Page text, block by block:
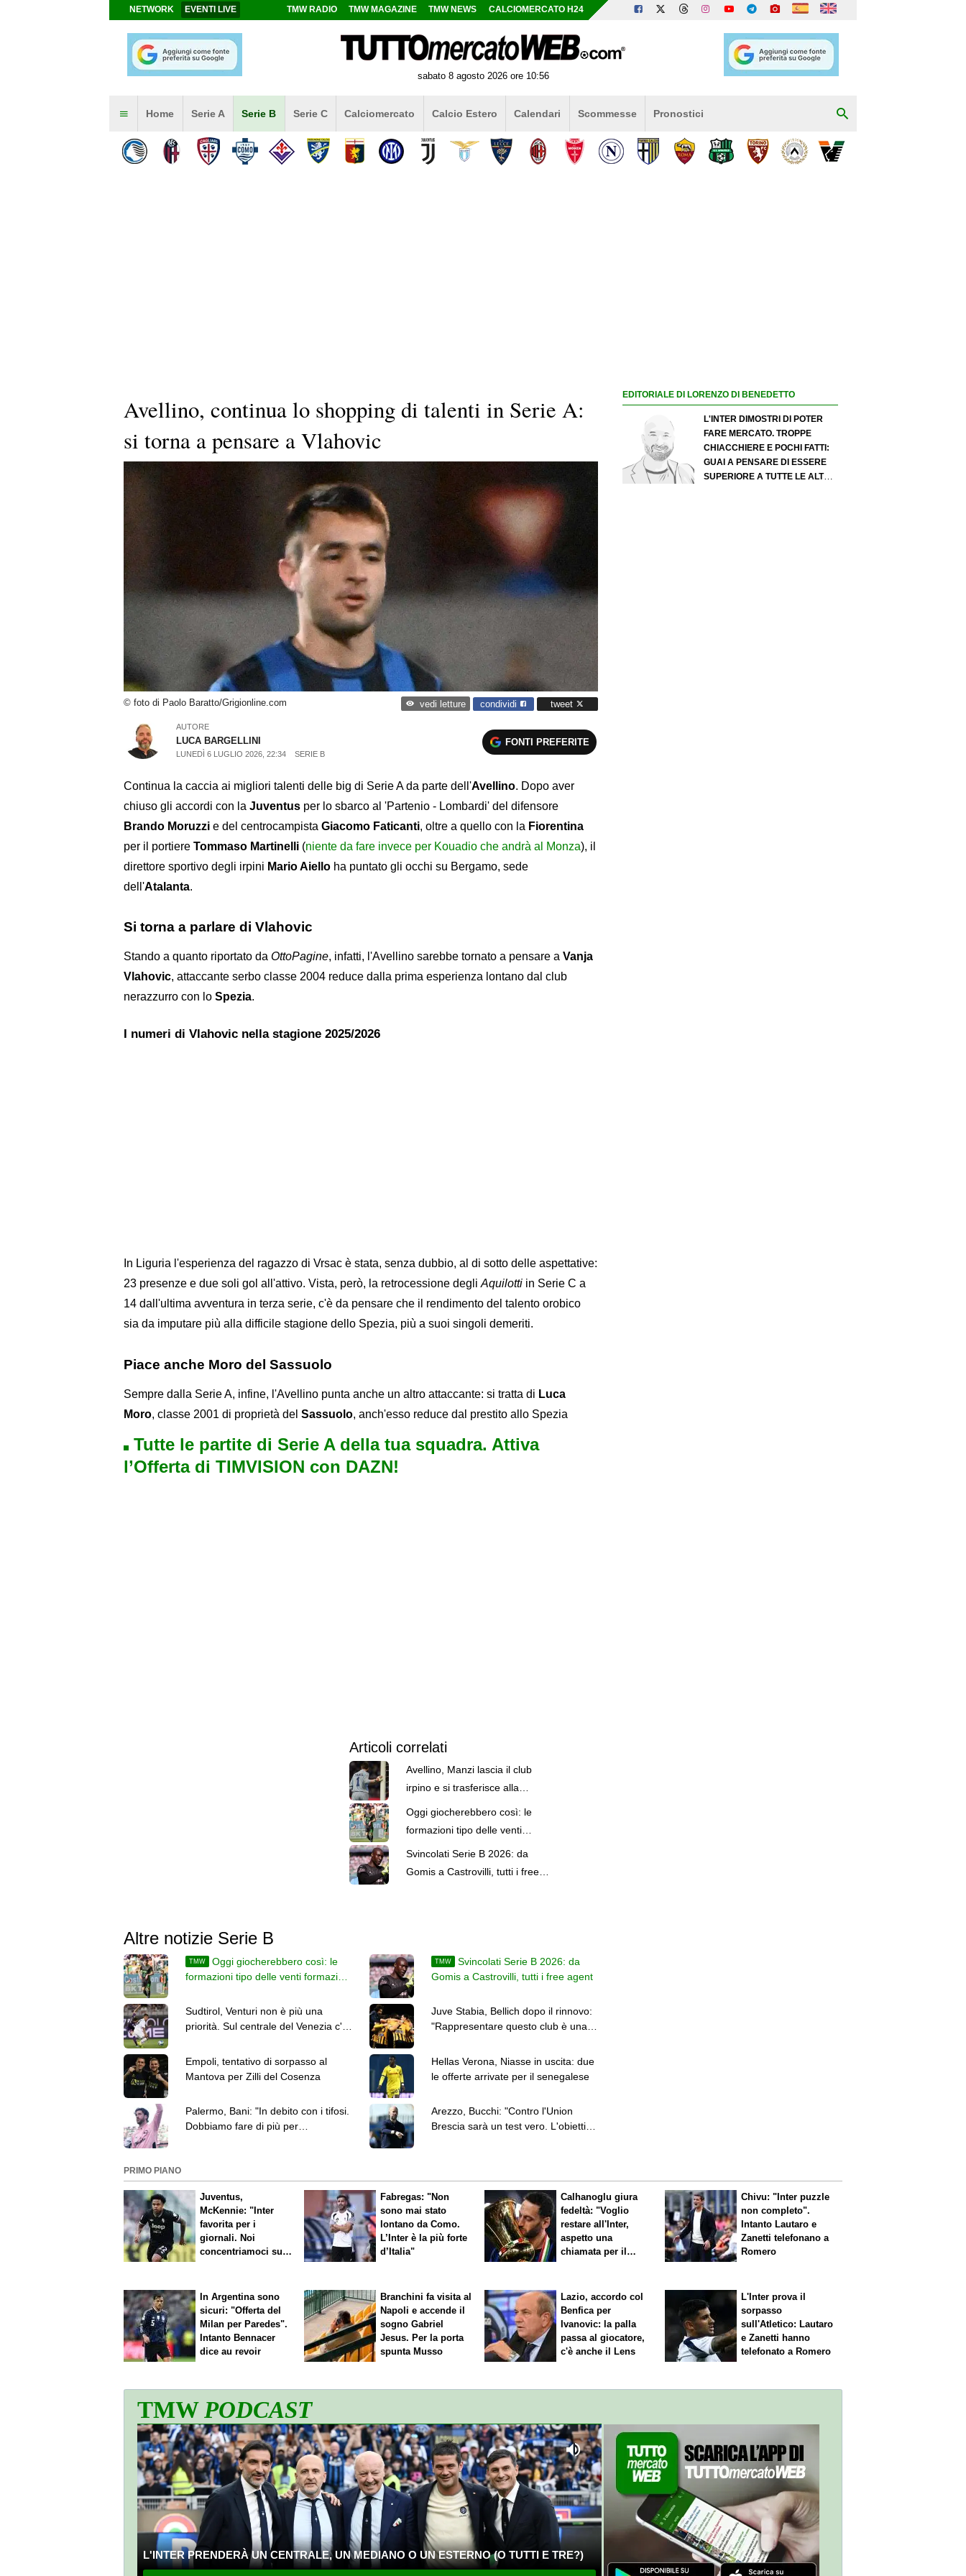
NETWORK EVENTI LIVE TMW RADIO TMW MAGAZINE TMW NEWS CALCIOMERCATO H24
sabato 8 agosto 2026 ore 10:56
Home Serie A Serie B Serie C Calciomercato Calcio Estero Calendari Scommesse Pronostici
Avellino, continua lo shopping di talenti in Serie A:
si torna a pensare a Vlahovic
© foto di Paolo Baratto/Grigionline.com vedi letture condividi tweet
AUTORE
LUCA BARGELLINI
LUNEDÌ 6 LUGLIO 2026, 22:34 SERIE B
FONTI PREFERITE
Continua la caccia ai migliori talenti delle big di Serie A da parte dell'Avellino. Dopo aver
chiuso gli accordi con la Juventus per lo sbarco al 'Partenio - Lombardi' del difensore
Brando Moruzzi e del centrocampista Giacomo Faticanti, oltre a quello con la Fiorentina
per il portiere Tommaso Martinelli (niente da fare invece per Kouadio che andrà al Monza), il
direttore sportivo degli irpini Mario Aiello ha puntato gli occhi su Bergamo, sede
dell'Atalanta.
Si torna a parlare di Vlahovic
Stando a quanto riportato da OttoPagine, infatti, l'Avellino sarebbe tornato a pensare a Vanja
Vlahovic, attaccante serbo classe 2004 reduce dalla prima esperienza lontano dal club
nerazzurro con lo Spezia.
I numeri di Vlahovic nella stagione 2025/2026
In Liguria l'esperienza del ragazzo di Vrsac è stata, senza dubbio, al di sotto delle aspettative:
23 presenze e due soli gol all'attivo. Vista, però, la retrocessione degli Aquilotti in Serie C a
14 dall'ultima avventura in terza serie, c'è da pensare che il rendimento del talento orobico
sia da imputare più alla difficile stagione dello Spezia, più a suoi singoli demeriti.
Piace anche Moro del Sassuolo
Sempre dalla Serie A, infine, l'Avellino punta anche un altro attaccante: si tratta di Luca
Moro, classe 2001 di proprietà del Sassuolo, anch'esso reduce dal prestito allo Spezia
Tutte le partite di Serie A della tua squadra. Attiva
l’Offerta di TIMVISION con DAZN!
Articoli correlati
Avellino, Manzi lascia il club
irpino e si trasferisce alla
Oggi giocherebbero così: le
formazioni tipo delle venti
formazioni di Serie B
Svincolati Serie B 2026: da
Gomis a Castrovilli, tutti i free
Altre notizie Serie B
TMW
Oggi giocherebbero così: le
formazioni tipo delle venti formazioni
TMW
Svincolati Serie B 2026: da
Gomis a Castrovilli, tutti i free agent
Sudtirol, Venturi non è più una
priorità. Sul centrale del Venezia c'è
Juve Stabia, Bellich dopo il rinnovo:
"Rappresentare questo club è una
Empoli, tentativo di sorpasso al
Mantova per Zilli del Cosenza
Hellas Verona, Niasse in uscita: due
le offerte arrivate per il senegalese
Palermo, Bani: "In debito con i tifosi.
Dobbiamo fare di più per
Arezzo, Bucchi: "Contro l'Union
Brescia sarà un test vero. L'obiettivo
EDITORIALE DI LORENZO DI BENEDETTO
L'INTER DIMOSTRI DI POTER
FARE MERCATO. TROPPE
CHIACCHIERE E POCHI FATTI:
GUAI A PENSARE DI ESSERE
SUPERIORE A TUTTE LE ALTRE
PRIMO PIANO
Juventus,
McKennie: "Inter
favorita per i
giornali. Noi
concentriamoci sul
Fabregas: "Non
sono mai stato
lontano da Como.
L’Inter è la più forte
d’Italia"
Calhanoglu giura
fedeltà: "Voglio
restare all'Inter,
aspetto una
chiamata per il
Chivu: "Inter puzzle
non completo".
Intanto Lautaro e
Zanetti telefonano a
Romero
In Argentina sono
sicuri: "Offerta del
Milan per Paredes".
Intanto Bennacer
diceau revoir
Branchini fa visita al
Napoli e accende il
sogno Gabriel
Jesus. Per la porta
spunta Musso
Lazio, accordo col
Benfica per
Ivanovic: la palla
passa al giocatore,
c'è anche il Lens
L'Inter prova il
sorpasso
sull'Atletico: Lautaro
e Zanetti hanno
telefonato a Romero
TMWPODCAST
L'INTER PRENDERÀ UN CENTRALE, UN MEDIANO O UN ESTERNO (O TUTTI E TRE?)